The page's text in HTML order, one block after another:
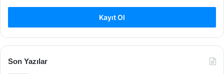
Kayıt Ol
Son Yazılar